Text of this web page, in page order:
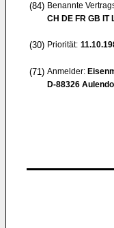
(84) Benannte
CH DE FR GB IT
(30) Priorität:
(71) Anmelder:
D-88326